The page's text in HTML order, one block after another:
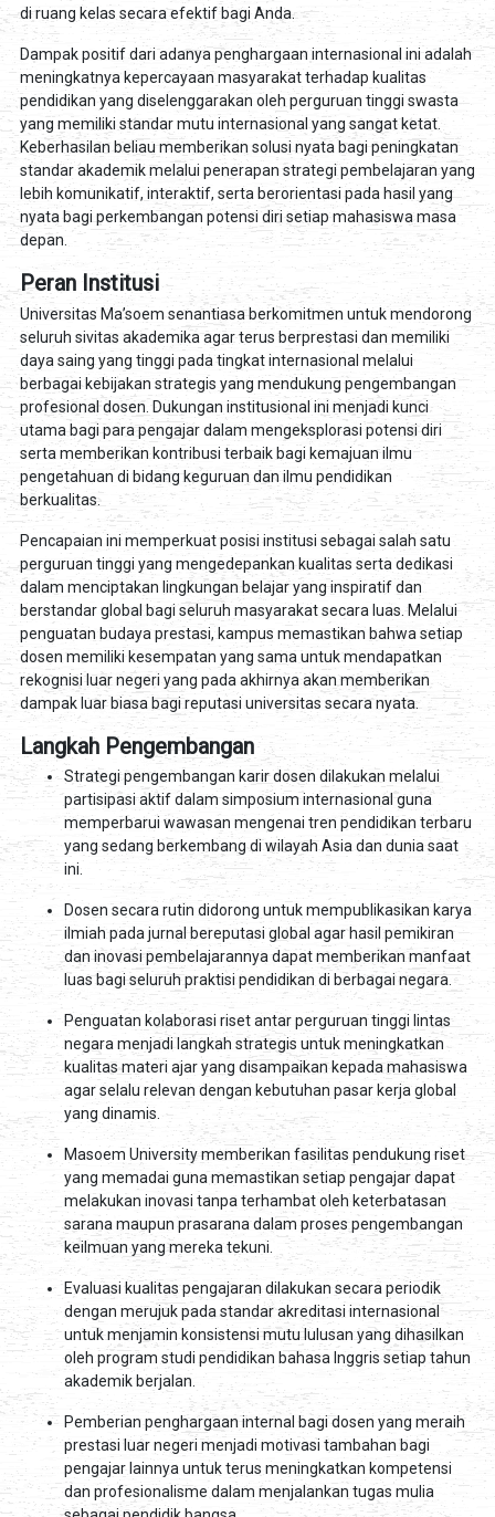
di ruang kelas secara efektif bagi Anda.
Dampak positif dari adanya penghargaan internasional ini adalah
meningkatnya kepercayaan masyarakat terhadap kualitas
pendidikan yang diselenggarakan oleh perguruan tinggi swasta
yang memiliki standar mutu internasional yang sangat ketat.
Keberhasilan beliau memberikan solusi nyata bagi peningkatan
standar akademik melalui penerapan strategi pembelajaran yang
lebih komunikatif, interaktif, serta berorientasi pada hasil yang
nyata bagi perkembangan potensi diri setiap mahasiswa masa
depan.
Peran Institusi
Universitas Ma’soem senantiasa berkomitmen untuk mendorong
seluruh sivitas akademika agar terus berprestasi dan memiliki
daya saing yang tinggi pada tingkat internasional melalui
berbagai kebijakan strategis yang mendukung pengembangan
profesional dosen. Dukungan institusional ini menjadi kunci
utama bagi para pengajar dalam mengeksplorasi potensi diri
serta memberikan kontribusi terbaik bagi kemajuan ilmu
pengetahuan di bidang keguruan dan ilmu pendidikan
berkualitas.
Pencapaian ini memperkuat posisi institusi sebagai salah satu
perguruan tinggi yang mengedepankan kualitas serta dedikasi
dalam menciptakan lingkungan belajar yang inspiratif dan
berstandar global bagi seluruh masyarakat secara luas. Melalui
penguatan budaya prestasi, kampus memastikan bahwa setiap
dosen memiliki kesempatan yang sama untuk mendapatkan
rekognisi luar negeri yang pada akhirnya akan memberikan
dampak luar biasa bagi reputasi universitas secara nyata.
Langkah Pengembangan
Strategi pengembangan karir dosen dilakukan melalui
partisipasi aktif dalam simposium internasional guna
memperbarui wawasan mengenai tren pendidikan terbaru
yang sedang berkembang di wilayah Asia dan dunia saat
ini.
Dosen secara rutin didorong untuk mempublikasikan karya
ilmiah pada jurnal bereputasi global agar hasil pemikiran
dan inovasi pembelajarannya dapat memberikan manfaat
luas bagi seluruh praktisi pendidikan di berbagai negara.
Penguatan kolaborasi riset antar perguruan tinggi lintas
negara menjadi langkah strategis untuk meningkatkan
kualitas materi ajar yang disampaikan kepada mahasiswa
agar selalu relevan dengan kebutuhan pasar kerja global
yang dinamis.
Masoem University memberikan fasilitas pendukung riset
yang memadai guna memastikan setiap pengajar dapat
melakukan inovasi tanpa terhambat oleh keterbatasan
sarana maupun prasarana dalam proses pengembangan
keilmuan yang mereka tekuni.
Evaluasi kualitas pengajaran dilakukan secara periodik
dengan merujuk pada standar akreditasi internasional
untuk menjamin konsistensi mutu lulusan yang dihasilkan
oleh program studi pendidikan bahasa Inggris setiap tahun
akademik berjalan.
Pemberian penghargaan internal bagi dosen yang meraih
prestasi luar negeri menjadi motivasi tambahan bagi
pengajar lainnya untuk terus meningkatkan kompetensi
dan profesionalisme dalam menjalankan tugas mulia